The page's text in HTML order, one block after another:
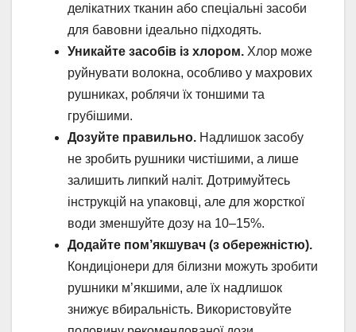
делікатних тканин або спеціальні засоби
для бавовни ідеально підходять.
Уникайте засобів із хлором. Хлор може
руйнувати волокна, особливо у махрових
рушниках, роблячи їх тоншими та
грубішими.
Дозуйте правильно. Надлишок засобу
не зробить рушники чистішими, а лише
залишить липкий наліт. Дотримуйтесь
інструкцій на упаковці, але для жорсткої
води зменшуйте дозу на 10–15%.
Додайте пом’якшувач (з обережністю).
Кондиціонери для білизни можуть зробити
рушники м’якшими, але їх надлишок
знижує вбиральність. Використовуйте